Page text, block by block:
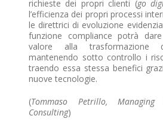
richieste dei propri clienti (go
l’efficienza dei propri processi
le direttrici di evoluzione
funzione compliance potrà
valore alla trasformazione
mantenendo sotto controllo i
traendo essa stessa benefici
nuove tecnologie.
(Tommaso Petrillo,
Consulting)